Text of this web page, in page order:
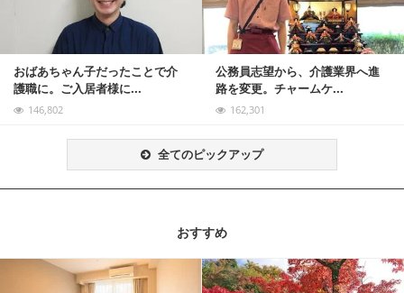
おばあちゃん子だったことで介
護職に。ご入居者様に...
146,802
公務員志望から、介護業界へ進
路を変更。チャームケ...
162,301
全てのピックアップ
おすすめ
記事を読む